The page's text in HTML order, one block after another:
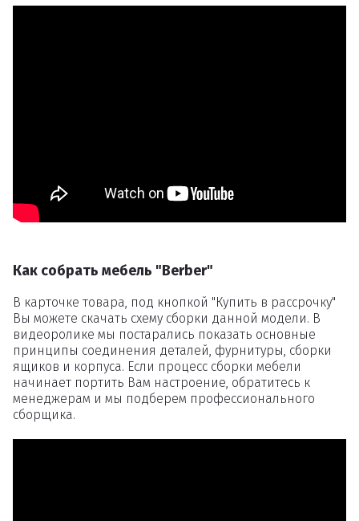
Как собрать мебель "Berber"
В карточке товара, под кнопкой "Купить в рассрочку"
Вы можете скачать схему сборки данной модели. В
видеоролике мы постарались показать основные
принципы соединения деталей, фурнитуры, сборки
ящиков и корпуса. Если процесс сборки мебели
начинает портить Вам настроение, обратитесь к
менеджерам и мы подберем профессионального
сборщика.